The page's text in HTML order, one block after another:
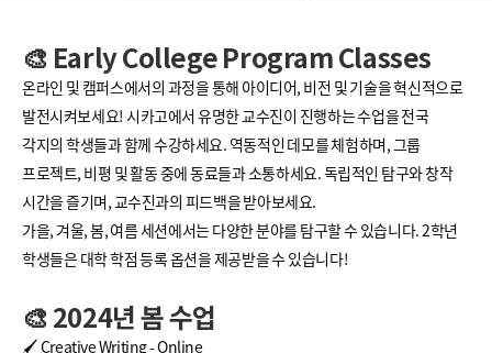
🎨 Early College Program Classes
온라인 및 캠퍼스에서의 과정을 통해 아이디어, 비전 및 기술을 혁신적으로
발전시켜보세요! 시카고에서 유명한 교수진이 진행하는 수업을 전국
각지의 학생들과 함께 수강하세요. 역동적인 데모를 체험하며, 그룹
프로젝트, 비평 및 활동 중에 동료들과 소통하세요. 독립적인 탐구와 창작
시간을 즐기며, 교수진과의 피드백을 받아보세요.
가을, 겨울, 봄, 여름 세션에서는 다양한 분야를 탐구할 수 있습니다. 2학년
학생들은 대학 학점 등록 옵션을 제공받을 수 있습니다!
🎨 2024년 봄 수업
🖌️ Creative Writing - Online